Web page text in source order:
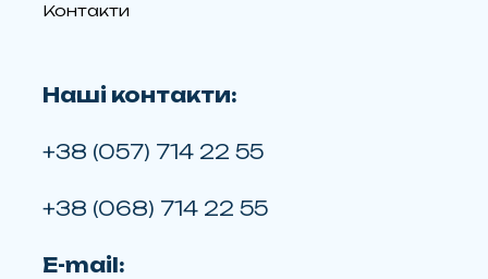
Контакти
Наші контакти:
+38 (057) 714 22 55
+38 (068) 714 22 55
E-mail: